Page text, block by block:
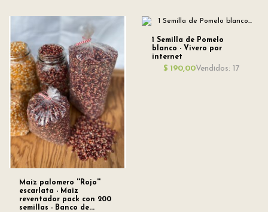
Maiz palomero ''Rojo''
escarlata - Maiz
reventador pack con 200
semillas - Banco de...
1 Semilla de Pomelo
blanco - Vivero por
internet
$ 190,00Vendidos: 17